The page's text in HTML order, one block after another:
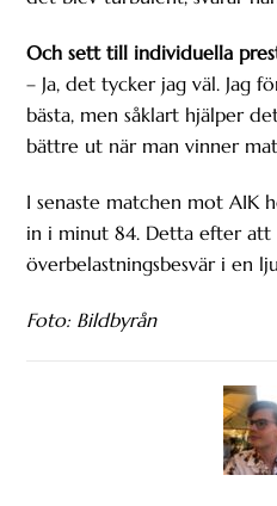
Och sett till individuella
– Ja, det tycker jag väl. Jag
bästa, men såklart hjälper
bättre ut när man vinner
I senaste matchen mot AIK
in i minut 84. Detta efter att
överbelastningsbesvär i en
Foto: Bildbyrån